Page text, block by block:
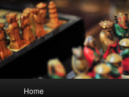
Skip
to
primary
content
Home